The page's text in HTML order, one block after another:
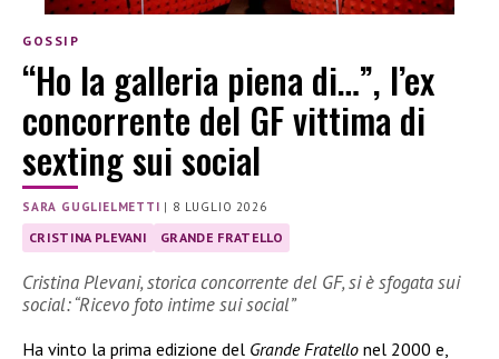
GOSSIP
“Ho la galleria piena di…”, l’ex
concorrente del GF vittima di
sexting sui social
SARA GUGLIELMETTI | 8 LUGLIO 2026
CRISTINA PLEVANI GRANDE FRATELLO
Cristina Plevani, storica concorrente del GF, si è sfogata sui
social: “Ricevo foto intime sui social”
Ha vinto la prima edizione del Grande Fratello nel 2000 e,